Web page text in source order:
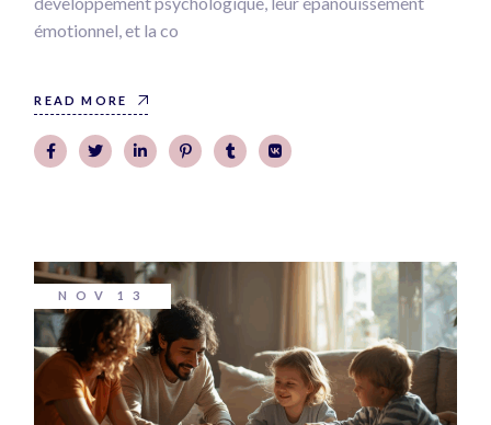
émotionnel, et la co
READ MORE
NOV 13